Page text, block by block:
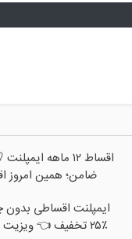
اقساط ۱۲ ماهه
ضامن؛ همین امروز
ایمپلنت اقساطی
٪۲۵ تخفیف 👈